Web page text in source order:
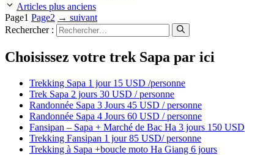
Articles plus anciens
Page1 Page2 → suivant
Rechercher :
Choisissez votre trek Sapa par ici
Trekking Sapa 1 jour 15 USD /personne
Trek Sapa 2 jours 30 USD / personne
Randonnée Sapa 3 Jours 45 USD / personne
Randonnée Sapa 4 Jours 60 USD / personne
Fansipan – Sapa + Marché de Bac Ha 3 jours 150 USD
Trekking Fansipan 1 jour 85 USD/ personne
Trekking à Sapa +boucle moto Ha Giang 6 jours